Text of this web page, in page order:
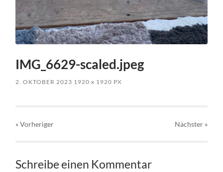
IMG_6629-scaled.jpeg
2. OKTOBER 2023 1920x 1920 PX
« Vorheriger Nächster »
Schreibe einen Kommentar